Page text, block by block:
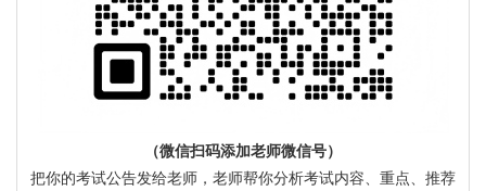
（微信扫码添加老师微信号）
把你的考试公告发给老师，老师帮你分析考试内容、重点、推荐